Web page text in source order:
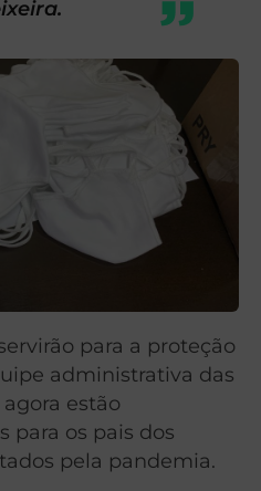
para a proteção
administrativa das
estão
para os pais dos
pela pandemia.